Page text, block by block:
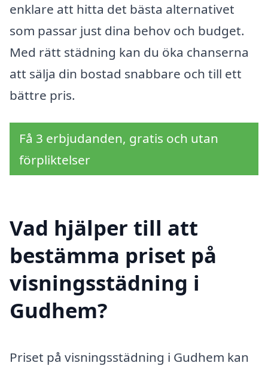
enklare att hitta det bästa alternativet
som passar just dina behov och budget.
Med rätt städning kan du öka chanserna
att sälja din bostad snabbare och till ett
bättre pris.
Få 3 erbjudanden, gratis och utan
förpliktelser
Vad hjälper till att
bestämma priset på
visningsstädning i
Gudhem?
Priset på visningsstädning i Gudhem kan